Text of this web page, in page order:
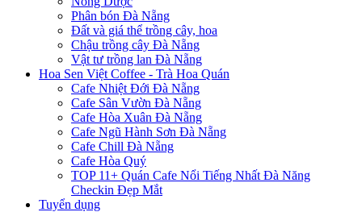
Phân bón Đà Nẵng
Đất và giá thể trồng cây, hoa
Chậu trồng cây Đà Nẵng
Vật tư trồng lan Đà Nẵng
Hoa Sen Việt Coffee - Trà Hoa Quán
Cafe Nhiệt Đới Đà Nẵng
Cafe Sân Vườn Đà Nẵng
Cafe Hòa Xuân Đà Nẵng
Cafe Ngũ Hành Sơn Đà Nẵng
Cafe Chill Đà Nẵng
Cafe Hòa Quý
TOP 11+ Quán Cafe Nổi Tiếng Nhất Đà Năng
Checkin Đẹp Mắt
Tuyển dụng